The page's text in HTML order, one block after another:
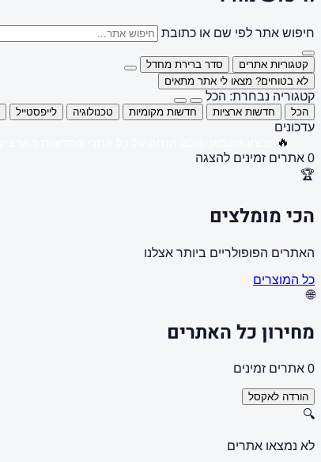
חיפוש אתר לפי שם או כתובת
קטגוריות אתרים
סדר ברירת מחדל
לא בטוחים? מצאו לי אתר מתאים
קטגוריה נבחרת: הכל
הכל חדשות ארציות חדשות מקומיות טכנולוגיה לייפסטייל
עדכונים
🔥
0 אתרים זמינים להצגה
🏆
הכי מומלצים
האתרים הפופולריים ביותר אצלנו
כל המוצרים
🌐
מחירון כל האתרים
0 אתרים זמינים
הורדה לאקסל
🔍
לא נמצאו אתרים